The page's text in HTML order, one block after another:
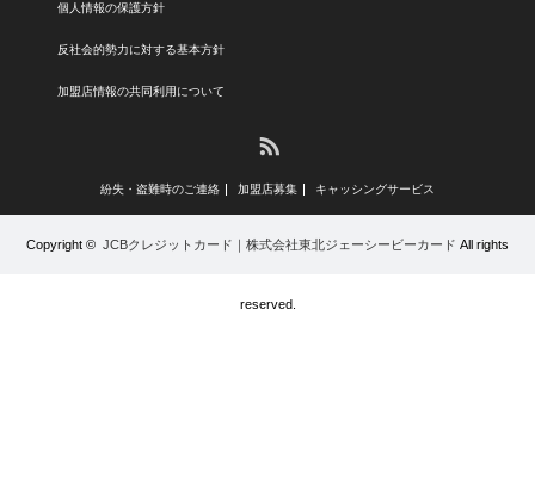
個人情報の保護方針
反社会的勢力に対する基本方針
加盟店情報の共同利用について
紛失・盗難時のご連絡 加盟店募集 キャッシングサービス
Copyright © JCBクレジットカード｜株式会社東北ジェーシービーカード All rights
reserved.